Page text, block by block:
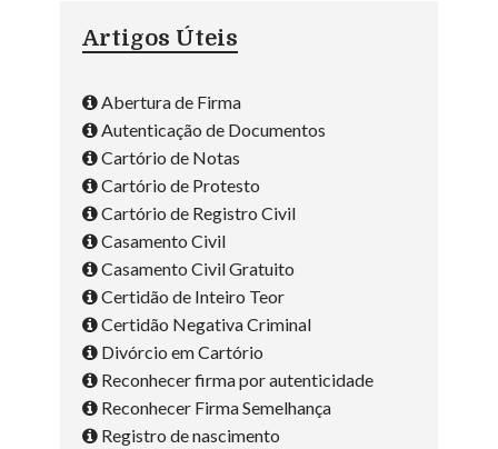
Artigos Úteis
Abertura de Firma
Autenticação de Documentos
Cartório de Notas
Cartório de Protesto
Cartório de Registro Civil
Casamento Civil
Casamento Civil Gratuito
Certidão de Inteiro Teor
Certidão Negativa Criminal
Divórcio em Cartório
Reconhecer firma por autenticidade
Reconhecer Firma Semelhança
Registro de nascimento